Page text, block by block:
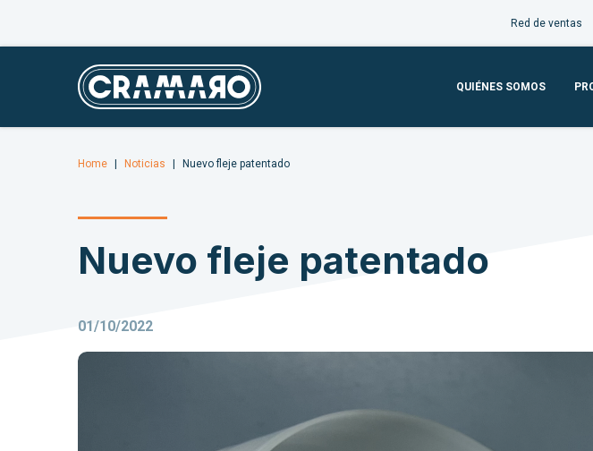
Red de ventas
QUIÉNES SOMOS
Home Noticias Nuevo fleje patentado
Nuevo fleje patentado
01/10/2022